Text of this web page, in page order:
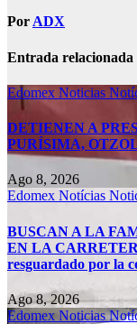
Por ADX
Entrada relacionada
Edomex Noticias
DETIENEN A
PURÍSIMA,
Ago 8, 2026
Edomex Notícias
BUSCAN A LA
EN LA
resguardado por la
Ago 8, 2026
Edomex Noticias